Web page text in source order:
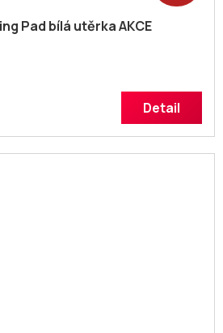
Pad bílá utěrka AKCE
Detail